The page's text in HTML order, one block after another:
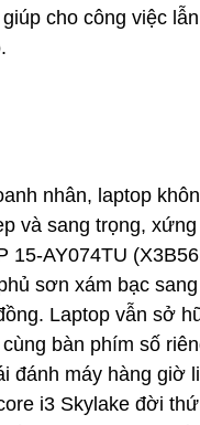
cho công việc
nhân, laptop
và sang trọng,
15-AY074TU
sơn xám bạc
Laptop vẫn sở
bàn phím số
đánh máy hàng giờ
i3 Skylake đời